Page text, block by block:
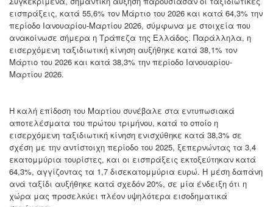
εισπράξεις, κατά 55,6% τον Μάρτιο του 2026 και κατά 64,3% την
περίοδο Ιανουαρίου-Μαρτίου 2026, σύμφωνα με στοιχεία που
ανακοίνωσε σήμερα η Τράπεζα της Ελλάδος. Παράλληλα, η
εισερχόμενη ταξιδιωτική κίνηση αυξήθηκε κατά 38,1% τον
Μάρτιο του 2026 και κατά 38,3% την περίοδο Ιανουαρίου-
Μαρτίου 2026.
Η καλή επίδοση του Μαρτίου συνέβαλε στα εντυπωσιακά
αποτελέσματα του πρώτου τριμήνου, κατά το οποίο η
εισερχόμενη ταξιδιωτική κίνηση ενισχύθηκε κατά 38,3% σε
σχέση με την αντίστοιχη περίοδο του 2025, ξεπερνώντας τα 3,4
εκατομμύρια τουρίστες, και οι εισπράξεις εκτοξεύτηκαν κατά
64,3%, αγγίζοντας τα 1,7 δισεκατομμύρια ευρώ. Η μέση δαπάνη
ανά ταξίδι αυξήθηκε κατά σχεδόν 20%, σε μία ένδειξη ότι η
χώρα μας προσελκύει πλέον υψηλότερα εισοδηματικά